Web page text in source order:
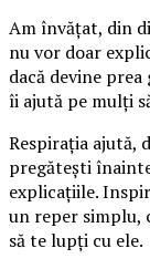
Am învățat, din
nu vor doar
dacă devine
îi ajută pe mulți
Respirația ajută,
pregătești
explicațiile.
un reper simplu,
să te lupți cu ele.